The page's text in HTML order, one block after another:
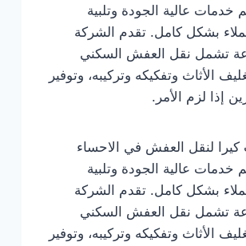
خدمات عالية الجودة وتلبية
بشكل كامل. تقدم الشركة
تشمل نقل العفش السكني
الأثاث وتفكيكه وتركيبه، وتوفير
إذا لزم الأمر.
كيرا لنقل العفش في الاحساء
خدمات عالية الجودة وتلبية
بشكل كامل. تقدم الشركة
تشمل نقل العفش السكني
الأثاث وتفكيكه وتركيبه، وتوفير